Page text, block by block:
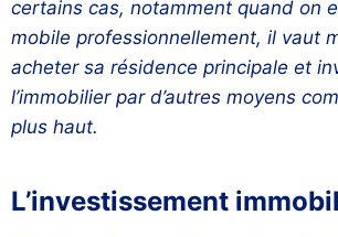
certains cas, notamment quand on
mobile professionnellement, il vaut
acheter sa résidence principale et
l’immobilier par d’autres moyens
plus haut.
L’investissement